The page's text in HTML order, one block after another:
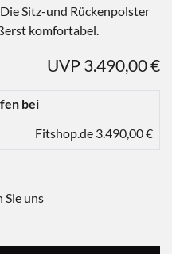
Sitz-und Rückenpolster
komfortabel.
UVP 3.490,00 €
bei
Fitshop.de 3.490,00 €
uns